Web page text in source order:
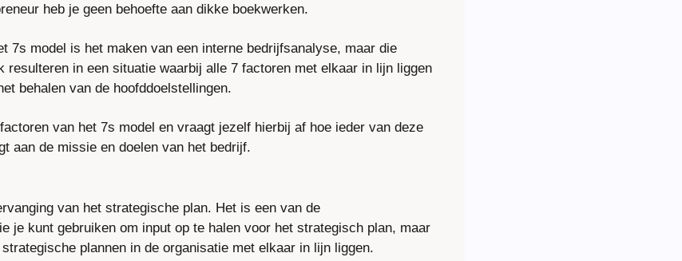
heb je geen behoefte aan dikke boekwerken.
7s model is het maken van een interne bedrijfsanalyse, maar die
resulteren in een situatie waarbij alle 7 factoren met elkaar in lijn liggen
behalen van de hoofddoelstellingen.
van het 7s model en vraagt jezelf hierbij af hoe ieder van deze
aan de missie en doelen van het bedrijf.
van het strategische plan. Het is een van de
je kunt gebruiken om input op te halen voor het strategisch plan, maar
plannen in de organisatie met elkaar in lijn liggen.